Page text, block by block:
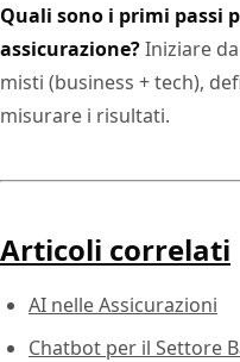
Quali sono i primi passi
assicurazione?Iniziare
misti (business + tech),
misurare i risultati.
Articoli correlati
AI nelle Assicurazioni
Chatbot per il Settore